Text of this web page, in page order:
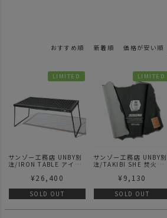
おすすめ順 新着順 価格が安い順
LIMITED
サンゾー工務店 UNBY別
注/IRON TABLE アイア
¥26,400
SOLD OUT
LIMITED
サンゾー工務店 UNBY別
注/TAKIBI SHE 焚火シー
¥ 9,130
SOLD OUT